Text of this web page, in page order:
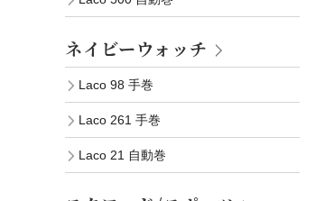
ネイビーウォッチ
Laco 98 手巻
Laco 261 手巻
Laco 21 自動巻